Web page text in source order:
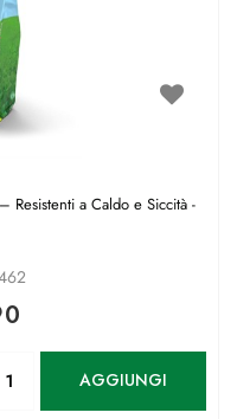
Resistenti a Caldo e Siccità -
AGGIUNGI